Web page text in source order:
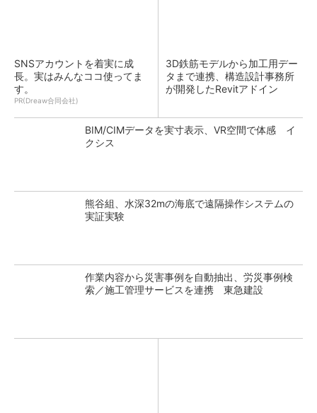
SNSアカウントを着実に成
長。実はみんなココ使ってま
す。
PR(Dreaw合同会社)
3D鉄筋モデルから加工用デー
タまで連携、構造設計事務所
が開発したRevitアドイン
BIM/CIMデータを実寸表示、VR空間で体感 イ
クシス
熊谷組、水深32mの海底で遠隔操作システムの
実証実験
作業内容から災害事例を自動抽出、労災事例検
索／施工管理サービスを連携 東急建設